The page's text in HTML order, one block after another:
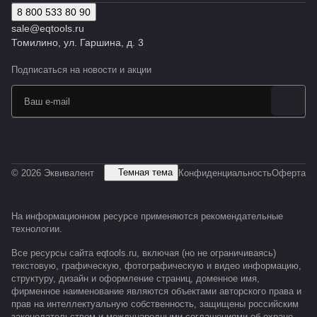
8 800 533 80 90
sale@eqtools.ru
Томилино, ул. Гаршина, д. 3
Подписаться на новости и акции
© 2026 Эквивалент Темная тема КонфиденциальностьОферта
На информационном ресурсе применяются рекомендательные
технологии.
Все ресурсы сайта eqtools.ru, включая (но не ограничиваясь)
текстовую, графическую, фотографическую и видео информацию,
структуру, дизайн и оформление страниц, доменное имя,
фирменное наименование являются объектами авторского права и
прав на интеллектуальную собственность, защищены российским